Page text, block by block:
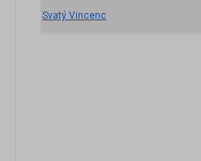
Svatý Vincenc